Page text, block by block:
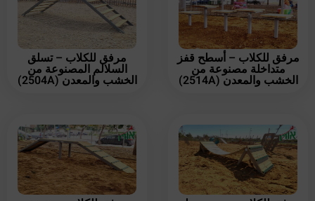
مرفق للكلاب – أسطح قفز
متداخلة مصنوعة من
الخشب والمعدن (2514A)
مرفق للكلاب – تسلق
السلالم المصنوعة من
الخشب والمعدن (2504A)